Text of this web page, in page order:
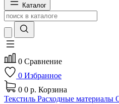
Каталог
0 Сравнение
0 Избранное
0 0 р. Корзина
Текстиль Расходные материалы